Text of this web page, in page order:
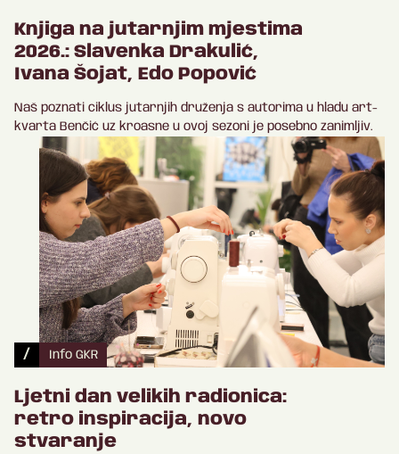
Knjiga na jutarnjim mjestima
2026.: Slavenka Drakulić,
Ivana Šojat, Edo Popović
Naš poznati ciklus jutarnjih druženja s autorima u hladu art-
kvarta Benčić uz kroasne u ovoj sezoni je posebno zanimljiv.
/ Info GKR
Ljetni dan velikih radionica:
retro inspiracija, novo
stvaranje